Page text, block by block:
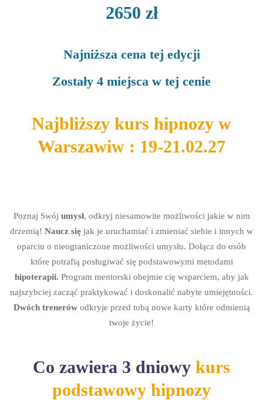
2650 zł
Najniższa cena tej edycji
Zostały 4 miejsca w tej cenie
Najbliższy kurs hipnozy w
Warszawiw : 19-21.02.27
Poznaj Swój umysł, odkryj niesamowite możliwości jakie w nim
drzemią! Naucz się jak je uruchamiać i zmieniać siebie i innych w
oparciu o nieograniczone możliwości umysłu. Dołącz do osób
które potrafią posługiwać się podstawowymi metodami
hipoterapii. Program mentorski obejmie cię wsparciem, aby jak
najszybciej zacząć praktykować i doskonalić nabyte umiejętności.
Dwóch trenerówodkryje przed tobą nowe karty które odmienią
twoje życie!
Co zawiera 3 dniowy kurs
podstawowy hipnozy